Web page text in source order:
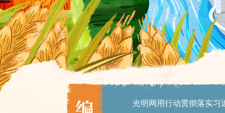
光明网用行动贯彻落实习